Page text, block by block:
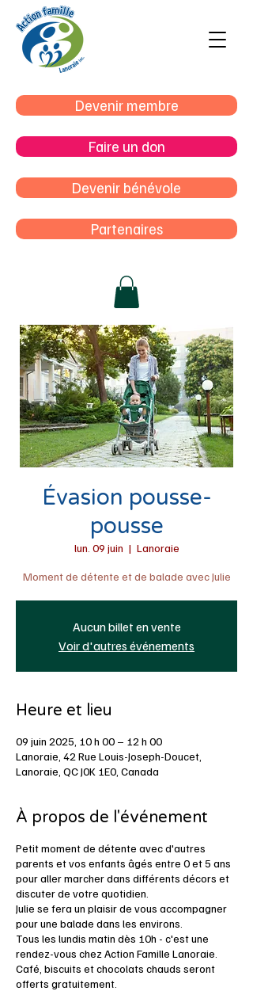
Devenir membre
Faire un don
Devenir bénévole
Partenaires
Évasion pousse-
pousse
lun. 09 juin
  |
Lanoraie
Moment de détente et de balade avec Julie
Aucun billet en vente
Voir d'autres événements
Heure et lieu
09 juin 2025, 10 h 00 – 12 h 00
Lanoraie, 42 Rue Louis-Joseph-Doucet,
Lanoraie, QC J0K 1E0, Canada
À propos de l'événement
Petit moment de détente avec d'autres
parents et vos enfants âgés entre 0 et 5 ans
pour aller marcher dans différents décors et
discuter de votre quotidien.
Julie se fera un plaisir de vous accompagner
pour une balade dans les environs.
Tous les lundis matin dès 10h - c'est une
rendez-vous chez Action Famille Lanoraie.
Café, biscuits et chocolats chauds seront
offerts gratuitement.